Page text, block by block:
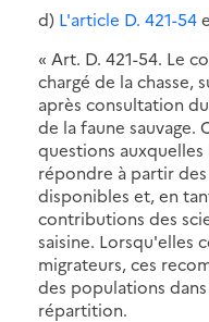
d) L'article D. 421-54
« Art. D. 421-54. Le
chargé de la chasse,
après consultation
de la faune sauvage.
questions
répondre à partir
disponibles et, en
contributions des
saisine. Lorsqu'elles
migrateurs, ces
des populations
répartition.